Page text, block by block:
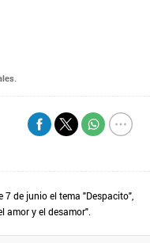
de junio el tema "Despacito",
amor y el desamor".